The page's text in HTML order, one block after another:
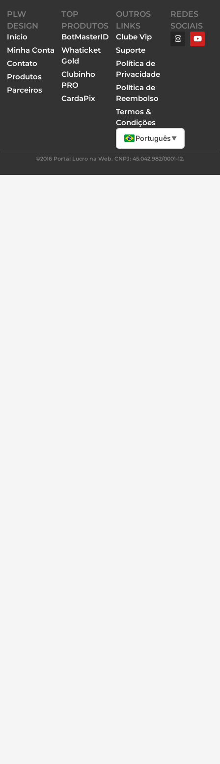
PLW
DESIGN
Início
Minha Conta
Contato
Produtos
Parceiros
TOP
PRODUTOS
BotMasterID
Whaticket
Gold
Clubinho
PRO
CardaPix
OUTROS
LINKS
Clube Vip
Suporte
Política de
Privacidade
Política de
Reembolso
Termos &
Condições
Português ▼
REDES
SOCIAIS
©2016 Portal Lucro na Web. CNPJ: 45.042.982/0001-12.